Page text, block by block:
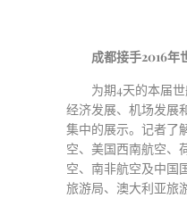
成都接手2016年
为期4天的本届
经济发展、机场发展
集中的展示。记者了
空、美国西南航空、
空、南非航空及中国
旅游局、澳大利亚旅